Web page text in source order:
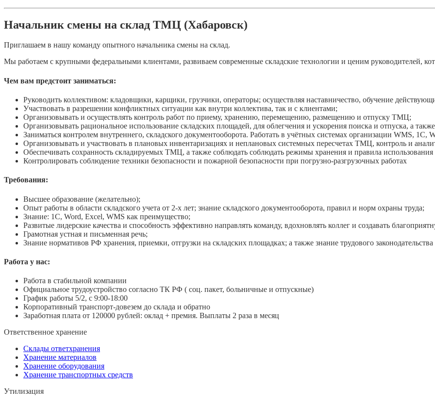
Начальник смены на склад ТМЦ (Хабаровск)
Приглашаем в нашу команду опытного начальника смены на склад.
Мы работаем с крупными федеральными клиентами, развиваем современные складские технологии и ценим руководителей,
Чем вам предстоит заниматься:
Руководить коллективом: кладовщики, карщики, грузчики, операторы; осуществляя наставничество, обучение
Участвовать в разрешении конфликтных ситуации как внутри коллектива, так и с клиентами;
Организовывать и осуществлять контроль работ по приему, хранению, перемещению, размещению и отпуску ТМЦ;
Организовывать рациональное использование складских площадей, для облегчения и ускорения поиска и отпуска, а
Заниматься контролем внутреннего, складского документооборота. Работать в учётных системах организации WMS, 1С,
Организовывать и участвовать в плановых инвентаризациях и неплановых системных пересчетах ТМЦ, контроль и
Обеспечивать сохранность складируемых ТМЦ, а также соблюдать соблюдать режимы хранения и правила использования
Контролировать соблюдение техники безопасности и пожарной безопасности при погрузно-разгрузочных работах
Требования:
Высшее образование (желательно);
Опыт работы в области складского учета от 2-х лет; знание складского документооборота, правил и норм охраны труда;
Знание: 1С, Word, Excel, WMS как преимущество;
Развитые лидерские качества и способность эффективно направлять команду, вдохновлять коллег и создавать
Грамотная устная и письменная речь;
Знание нормативов РФ хранения, приемки, отгрузки на складских площадках; а также знание трудового
Работа у нас:
Работа в стабильной компании
Официальное трудоустройство согласно ТК РФ ( соц. пакет, больничные и отпускные)
График работы 5/2, с 9:00-18:00
Корпоративный транспорт-довезем до склада и обратно
Заработная плата от 120000 рублей: оклад + премия. Выплаты 2 раза в месяц
Ответственное хранение
Склады ответхранения
Хранение материалов
Хранение оборудования
Хранение транспортных средств
Утилизация